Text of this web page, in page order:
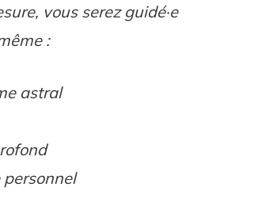
vous serez guidé·e
:
astral